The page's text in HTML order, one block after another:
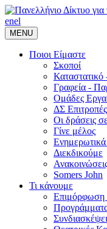
enel
MENU
Ποιοι Είμαστε
Σκοποί
Καταστατικό
Γραφεία -
Ομάδες
ΔΣ Επιτροπές
Οι δράσεις
Γίνε μέλος
Ενημερωτικά
Διεκδικούμε
Somers John
Τι κάνουμε
Επιμόρφωση